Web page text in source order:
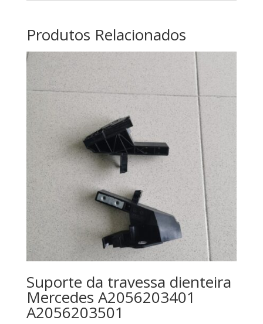
Produtos Relacionados
Suporte da travessa dienteira
Mercedes A2056203401
A2056203501